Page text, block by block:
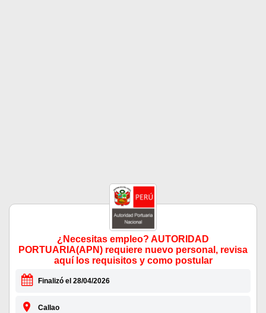
¿Necesitas empleo? AUTORIDAD
PORTUARIA(APN) requiere nuevo personal, revisa
aquí los requisitos y como postular
Finalizó el 28/04/2026
Callao